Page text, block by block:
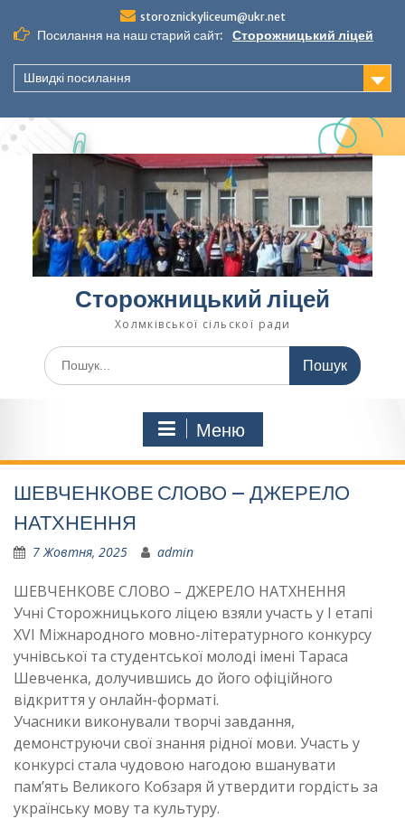
до
вмісту
storoznickyliceum@ukr.net
Посилання на наш старий сайт: Сторожницький ліцей
Швидкі посилання
Сторожницький ліцей
Холмківської сільскої ради
Шукати:
Меню
ШЕВЧЕНКОВЕ СЛОВО – ДЖЕРЕЛО
НАТХНЕННЯ
7 Жовтня, 2025 admin
ШЕВЧЕНКОВЕ СЛОВО – ДЖЕРЕЛО НАТХНЕННЯ
Учні Сторожницького ліцею взяли участь у І етапі
XVI Міжнародного мовно-літературного конкурсу
учнівської та студентської молоді імені Тараса
Шевченка, долучившись до його офіційного
відкриття у онлайн-форматі.
Учасники виконували творчі завдання,
демонструючи свої знання рідної мови. Участь у
конкурсі стала чудовою нагодою вшанувати
пам’ять Великого Кобзаря й утвердити гордість за
українську мову та культуру.